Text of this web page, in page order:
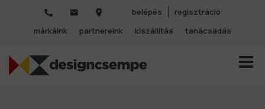
belépés
regisztráció
márkáink
partnereink kiszállítás tanácsadás